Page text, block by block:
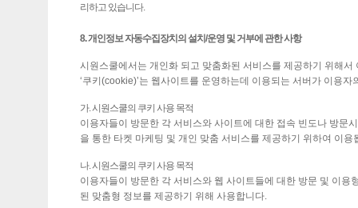
리하고 있습니다.
8. 개인정보 자동수집장치의 설치/운영 및 거부에 관한 사항
시원스쿨에서는 개인화 되고 맞춤화된 서비스를 제공하기 위해
‘쿠키(cookie)’는 웹사이트를 운영하는데 이용되는 서버가 이용
가. 시원스쿨의 쿠키 사용 목적
이용자들이 방문한 각 서비스와 사이트에 대한 접속 빈도나 방문
을 통한 타켓 마케팅 및 개인 맞춤 서비스를 제공하기 위하여 이용
나. 시원스쿨의 쿠키 사용 목적
이용자들이 방문한 각 서비스와 웹 사이트들에 대한 방문 및 이
된 맞춤형 정보를 제공하기 위해 사용합니다.